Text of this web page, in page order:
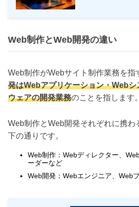
Web制作とWeb開発の違い
Web制作がWebサイト制作業務を指
発はWebアプリケーション・Web
ウェアの開発業務のことを指します。
Web制作とWeb開発それぞれに携わ
下の通りです。
Web制作：Webディレクター、
ーダーなど
Web開発：Webエンジニア、Web